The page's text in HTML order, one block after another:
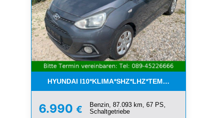
HYUNDAI
6.990 €
Benzin, 87.093 km, 67 PS,
Schaltgetriebe